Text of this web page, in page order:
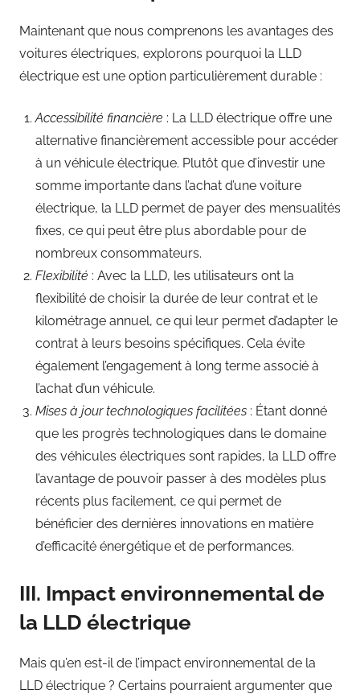
Maintenant que nous comprenons les avantages des
voitures électriques, explorons pourquoi la LLD
électrique est une option particulièrement durable :
Accessibilité financière : La LLD électrique offre une
alternative financièrement accessible pour accéder
à un véhicule électrique. Plutôt que d’investir une
somme importante dans l’achat d’une voiture
électrique, la LLD permet de payer des mensualités
fixes, ce qui peut être plus abordable pour de
nombreux consommateurs.
Flexibilité : Avec la LLD, les utilisateurs ont la
flexibilité de choisir la durée de leur contrat et le
kilométrage annuel, ce qui leur permet d’adapter le
contrat à leurs besoins spécifiques. Cela évite
également l’engagement à long terme associé à
l’achat d’un véhicule.
Mises à jour technologiques facilitées : Étant donné
que les progrès technologiques dans le domaine
des véhicules électriques sont rapides, la LLD offre
l’avantage de pouvoir passer à des modèles plus
récents plus facilement, ce qui permet de
bénéficier des dernières innovations en matière
d’efficacité énergétique et de performances.
III. Impact environnemental de
la LLD électrique
Mais qu’en est-il de l’impact environnemental de la
LLD électrique ? Certains pourraient argumenter que